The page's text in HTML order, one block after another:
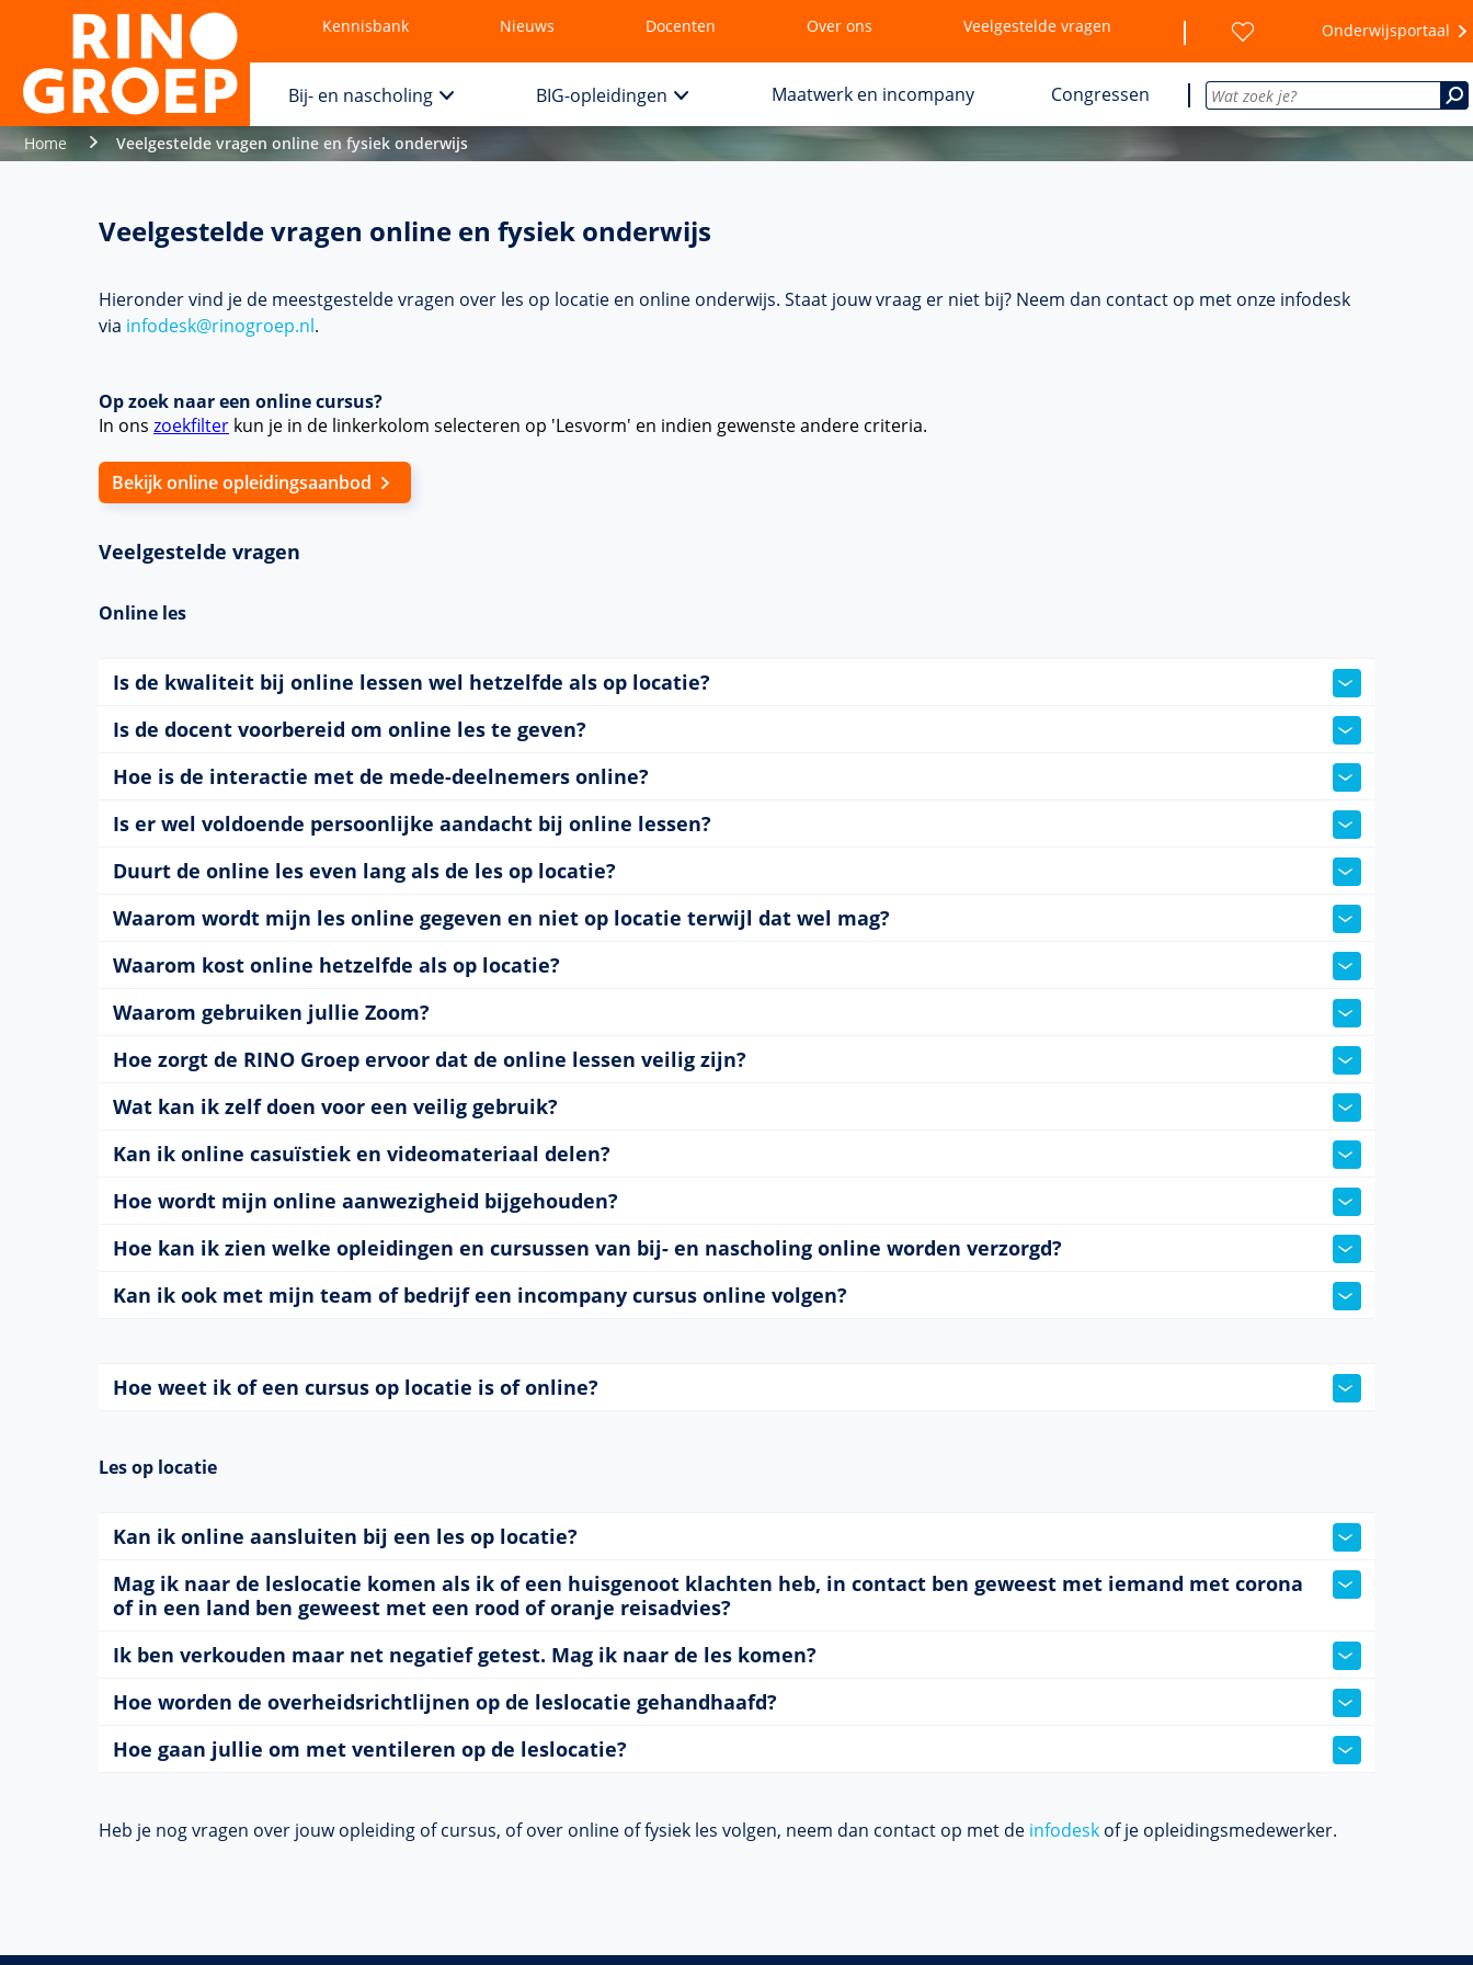
Kennisbank Nieuws Docenten Over ons Veelgestelde vragen Onderwijsportaal
Bij- en nascholing BIG-opleidingen Maatwerk en incompany Congressen
Home Veelgestelde vragen online en fysiek onderwijs
Veelgestelde vragen online en fysiek onderwijs
Hieronder vind je de meestgestelde vragen over les op locatie en online onderwijs. Staat jouw vraag er niet bij? Neem dan contact op met onze infodesk
via infodesk@rinogroep.nl.
Op zoek naar een online cursus?
In ons zoekfilter kun je in de linkerkolom selecteren op 'Lesvorm' en indien gewenste andere criteria.
Bekijk online opleidingsaanbod
Veelgestelde vragen
Online les
Is de kwaliteit bij online lessen wel hetzelfde als op locatie?
Is de docent voorbereid om online les te geven?
Hoe is de interactie met de mede-deelnemers online?
Is er wel voldoende persoonlijke aandacht bij online lessen?
Duurt de online les even lang als de les op locatie?
Waarom wordt mijn les online gegeven en niet op locatie terwijl dat wel mag?
Waarom kost online hetzelfde als op locatie?
Waarom gebruiken jullie Zoom?
Hoe zorgt de RINO Groep ervoor dat de online lessen veilig zijn?
Wat kan ik zelf doen voor een veilig gebruik?
Kan ik online casuïstiek en videomateriaal delen?
Hoe wordt mijn online aanwezigheid bijgehouden?
Hoe kan ik zien welke opleidingen en cursussen van bij- en nascholing online worden verzorgd?
Kan ik ook met mijn team of bedrijf een incompany cursus online volgen?
Hoe weet ik of een cursus op locatie is of online?
Les op locatie
Kan ik online aansluiten bij een les op locatie?
Mag ik naar de leslocatie komen als ik of een huisgenoot klachten heb, in contact ben geweest met iemand met corona
of in een land ben geweest met een rood of oranje reisadvies?
Ik ben verkouden maar net negatief getest. Mag ik naar de les komen?
Hoe worden de overheidsrichtlijnen op de leslocatie gehandhaafd?
Hoe gaan jullie om met ventileren op de leslocatie?
Heb je nog vragen over jouw opleiding of cursus, of over online of fysiek les volgen, neem dan contact op met de infodesk of je opleidingsmedewerker.